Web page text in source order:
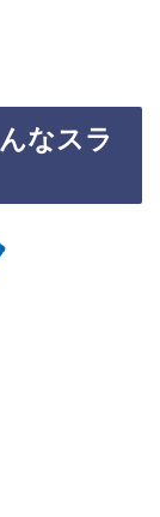
なスラ